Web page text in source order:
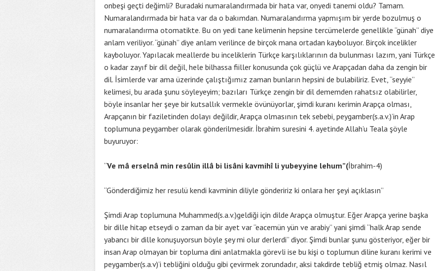
onbeşi geçti değimli? Buradaki numaralandırmada bir hata var, onyedi tanemi oldu? Tamam.
Numaralandırmada bir hata var da o bakımdan. Numaralandırma yapmışım bir yerde bozulmuş o
numaralandırma otomatikte. Bu on yedi tane kelimenin hepsine tercümelerde genellikle “günah” diye
anlam veriliyor. “günah” diye anlam verilince de birçok mana ortadan kayboluyor. Birçok incelikler
kayboluyor. Yapılacak meallerde bu inceliklerin Türkçe karşılıklarının da bulunması lazım, yani Türkçe
o kadar zayıf bir dil değil, hele bilhassa fiiller konusunda çok güçlü ve Arapçadan daha da zengin bir
dil. İsimlerde var ama üzerinde çalıştığımız zaman bunların hepsini de bulabiliriz. Evet, “seyyie”
kelimesi, bu arada şunu söyleyeyim; bazıları Türkçe zengin bir dil dememden rahatsız olabilirler,
böyle insanlar her şeye bir kutsallık vermekle övünüyorlar, şimdi kuranı kerimin Arapça olması,
Arapçanın bir faziletinden dolayı değildir, Arapça olmasının tek sebebi, peygamber(s.a.v.)’in Arap
toplumuna peygamber olarak gönderilmesidir. İbrahim suresini 4. ayetinde Allah’u Teala şöyle
buyuruyor:
“Ve mâ erselnâ min resûlin illâ bi lisâni kavmihî li yubeyyine lehum”(İbrahim-4)
“Gönderdiğimiz her resulü kendi kavminin diliyle göndeririz ki onlara her şeyi açıklasın”
Şimdi Arap toplumuna Muhammed(s.a.v.)geldiği için dilde Arapça olmuştur. Eğer Arapça yerine başka
bir dille hitap etseydi o zaman da bir ayet var “eacemün yün ve arabiy” yani şimdi “halk Arap sende
yabancı bir dille konuşuyorsun böyle şey mi olur derlerdi” diyor. Şimdi bunlar şunu gösteriyor, eğer bir
insan Arap olmayan bir topluma dini anlatmakla görevli ise bu kişi o toplumun diline kuranı kerimi ve
peygamber(s.a.v)’i tebliğini olduğu gibi çevirmek zorundadır, aksi takdirde tebliğ etmiş olmaz. Nasıl